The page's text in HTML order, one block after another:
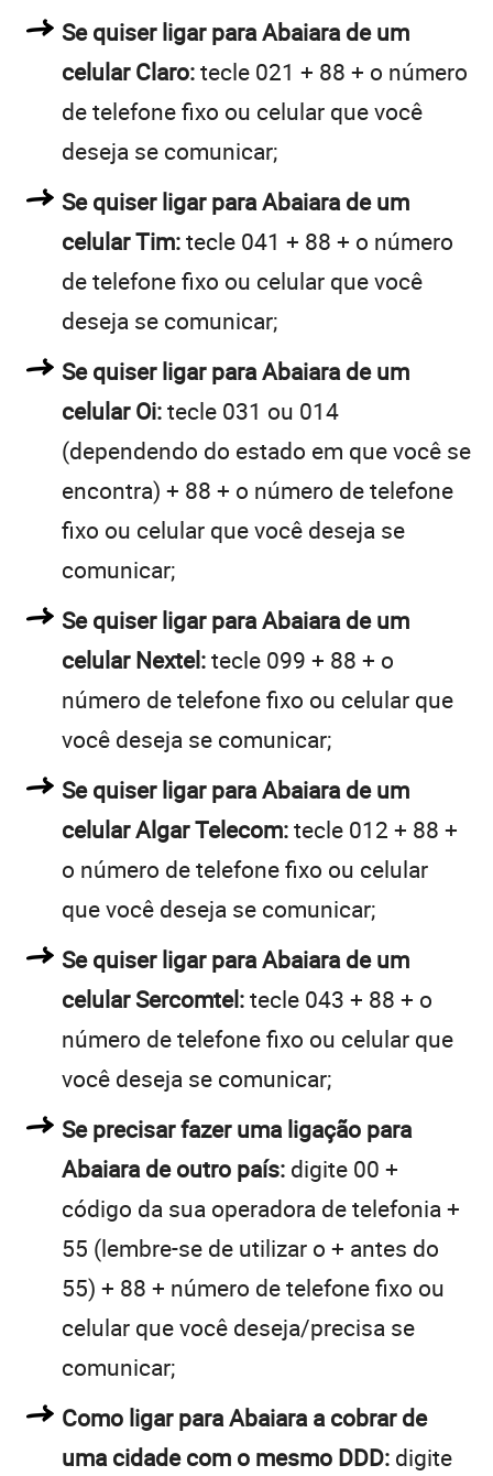
Se quiser ligar para Abaiara de um
celular Claro:tecle 021 + 88 + o número
de telefone fixo ou celular que você
deseja se comunicar;
Se quiser ligar para Abaiara de um
celular Tim:tecle 041 + 88 + o número
de telefone fixo ou celular que você
deseja se comunicar;
Se quiser ligar para Abaiara de um
celular Oi:tecle 031 ou 014
(dependendo do estado em que você se
encontra) + 88 + o número de telefone
fixo ou celular que você deseja se
comunicar;
Se quiser ligar para Abaiara de um
celular Nextel:tecle 099 + 88 + o
número de telefone fixo ou celular que
você deseja se comunicar;
Se quiser ligar para Abaiara de um
celular Algar Telecom:tecle 012 + 88 +
o número de telefone fixo ou celular
que você deseja se comunicar;
Se quiser ligar para Abaiara de um
celular Sercomtel:tecle 043 + 88 + o
número de telefone fixo ou celular que
você deseja se comunicar;
Se precisar fazer uma ligação para
Abaiara de outro país: digite 00 +
código da sua operadora de telefonia +
55 (lembre-se de utilizar o + antes do
55) + 88 + número de telefone fixo ou
celular que você deseja/precisa se
comunicar;
Como ligar para Abaiara a cobrar de
uma cidade com o mesmo DDD: digite